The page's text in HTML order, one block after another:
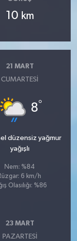
10 km
21 MART
CUMARTESI
8°
düzensiz yağmur
yağışlı
Nem: %84
6 km/h
Olasılığı: %86
23 MART
PAZARTESI